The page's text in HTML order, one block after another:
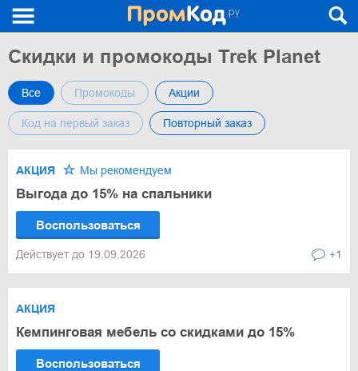
Скидки и промокоды Trek Planet
Все Промокоды Акции
Код на первый заказ Повторный заказ
АКЦИЯ Мы рекомендуем
Выгода до 15% на спальники
Воспользоваться
Действует до 19.09.2026 +1
АКЦИЯ
Кемпинговая мебель со скидками до 15%
Воспользоваться